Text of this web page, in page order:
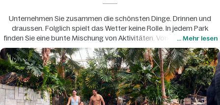
Unternehmen Sie zusammen die schönsten Dinge. Drinnen und
draussen. Folglich spielt das Wetter keine Rolle. In jedem Park
finden Sie eine bunte Mischung von Aktivitäten. Von nervenkitzelnd
bis vollkommen entspannend. Am, auf und im Wasser oder hoch
oben zwischen den Bäumen. Und es ist immer etwas Neues zu
erleben.
... Mehr lesen